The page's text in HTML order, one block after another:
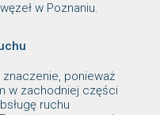
w Poznaniu.
ponieważ
w zachodniej części
ruchu